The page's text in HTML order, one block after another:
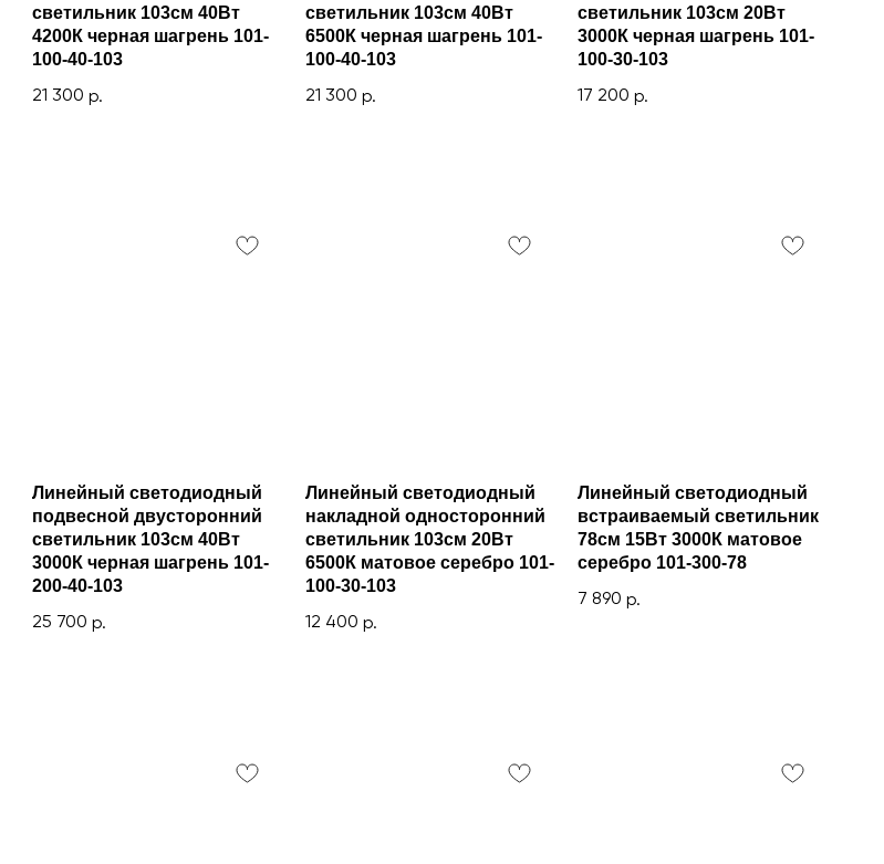
светильник 103см 40Вт
4200К черная шагрень 101-
100-40-103
21 300 р.
светильник 103см 40Вт
6500К черная шагрень 101-
100-40-103
21 300 р.
светильник 103см 20Вт
3000К черная шагрень 101-
100-30-103
17 200 р.
Линейный светодиодный
подвесной двусторонний
светильник 103см 40Вт
3000К черная шагрень 101-
200-40-103
25 700 р.
Линейный светодиодный
накладной односторонний
светильник 103см 20Вт
6500К матовое серебро 101-
100-30-103
12 400 р.
Линейный светодиодный
встраиваемый светильник
78см 15Вт 3000К матовое
серебро 101-300-78
7 890 р.